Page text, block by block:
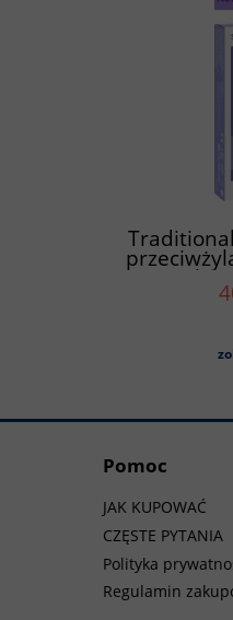
Pomoc
JAK KUPOWAĆ
CZĘSTE PYTANIA
Polityka
Regulamin